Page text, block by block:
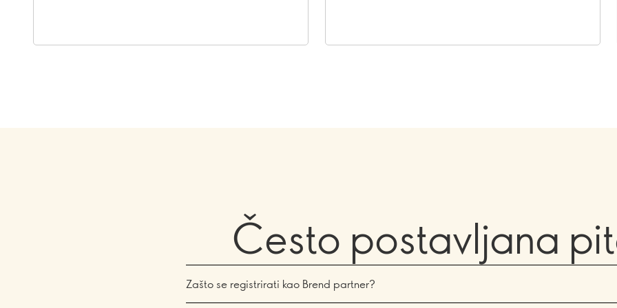
Često postavljana
Zašto se registrirati kao Brend partner?